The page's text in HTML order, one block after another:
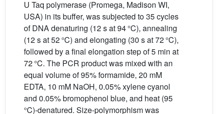
U Taq polymerase (Promega, Madison WI,
USA) in its buffer, was subjected to 35 cycles
of DNA denaturing (12 s at 94 °C), annealing
(12 s at 52 °C) and elongating (30 s at 72 °C),
followed by a final elongation step of 5 min at
72 °C. The PCR product was mixed with an
equal volume of 95% formamide, 20 mM
EDTA, 10 mM NaOH, 0.05% xylene cyanol
and 0.05% bromophenol blue, and heat (95
°C)-denatured. Size-polymorphism was